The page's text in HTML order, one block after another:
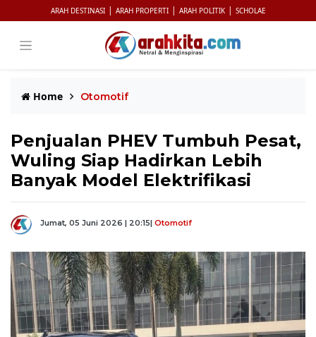
ARAH DESTINASI | ARAH PROPERTI | ARAH POLITIK | SCHOLAE
Home Otomotif
Penjualan PHEV Tumbuh Pesat,
Wuling Siap Hadirkan Lebih
Banyak Model Elektrifikasi
Jumat, 05 Juni 2026 | 20:15| Otomotif